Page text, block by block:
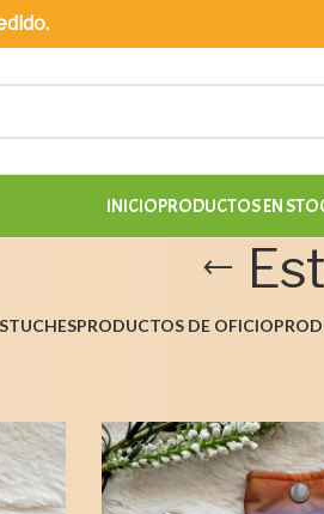
INICIOPRODUCTOS EN
PRODUCTOS DE OFICIO